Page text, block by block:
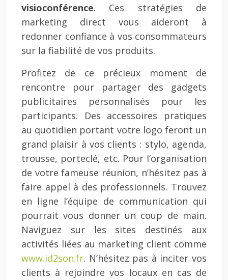
visioconférence. Ces stratégies de
marketing direct vous aideront à
redonner confiance à vos consommateurs
sur la fiabilité de vos produits.
Profitez de ce précieux moment de
rencontre pour partager des gadgets
publicitaires personnalisés pour les
participants. Des accessoires pratiques
au quotidien portant votre logo feront un
grand plaisir à vos clients : stylo, agenda,
trousse, porteclé, etc. Pour l’organisation
de votre fameuse réunion, n’hésitez pas à
faire appel à des professionnels. Trouvez
en ligne l’équipe de communication qui
pourrait vous donner un coup de main.
Naviguez sur les sites destinés aux
activités liées au marketing client comme
www.id2son.fr. N’hésitez pas à inciter vos
clients à rejoindre vos locaux en cas de